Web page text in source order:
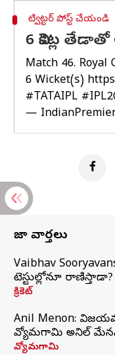
ట్విట్టర్ పోస్ట్ చేయండి
6 వికెట్ల తేడాతో
Match 46. Royal
6 Wicket(s)
#TATAIPL
—
తాజా వార్తలు
Vaibhav
టెస్టుల్లోనూ రాణిస్తాడా?
క్రికెట్
Anil Menon:
వ్యోమగామి అనిల్‌
వ్యోమగామి